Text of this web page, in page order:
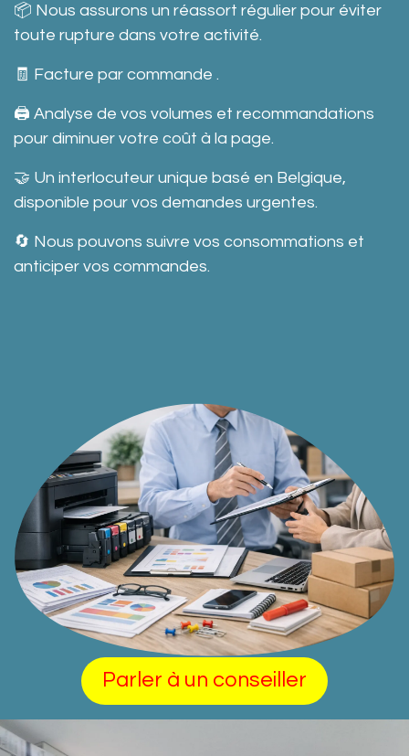
📦 Nous assurons un réassort régulier pour éviter
toute rupture dans votre activité.
🧾 Facture par commande .
🖨️ Analyse de vos volumes et recommandations
pour diminuer votre coût à la page.
🤝 Un interlocuteur unique basé en Belgique,
disponible pour vos demandes urgentes.
🔄 Nous pouvons suivre vos consommations et
anticiper vos commandes.
Parler à un conseiller